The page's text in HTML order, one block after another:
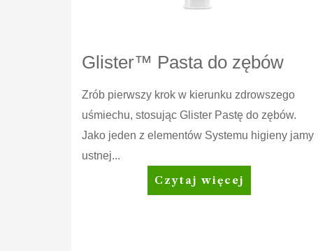
Glister™ Pasta do zębów
Zrób pierwszy krok w kierunku zdrowszego
uśmiechu, stosując Glister Pastę do zębów.
Jako jeden z elementów Systemu higieny jamy
ustnej...
Glister™
Pasta
Czytaj więcej